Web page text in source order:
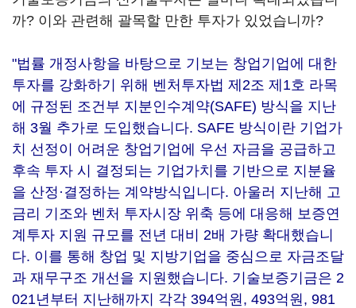
까? 이와 관련해 괄목할 만한 투자가 있었습니까?
"법률 개정사항을 바탕으로 기보는 창업기업에 대한
투자를 강화하기 위해 벤처투자법 제2조 제1호 라목
에 규정된 조건부 지분인수계약(SAFE) 방식을 지난
해 3월 추가로 도입했습니다. SAFE 방식이란 기업가
치 선정이 어려운 창업기업에 우선 자금을 공급하고
후속 투자 시 결정되는 기업가치를 기반으로 지분율
을 산정·결정하는 계약방식입니다. 아울러 지난해 고
금리 기조와 벤처 투자시장 위축 등에 대응해 보증연
계투자 지원 규모를 전년 대비 2배 가량 확대했습니
다. 이를 통해 창업 및 지방기업을 중심으로 자금조달
과 재무구조 개선을 지원했습니다. 기술보증기금은 2
021년부터 지난해까지 각각 394억원, 493억원, 981